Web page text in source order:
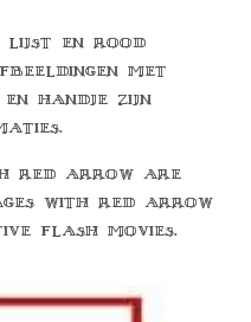
lijst en rood
met
handje zijn
red arrow are
with red arrow
flash movies.